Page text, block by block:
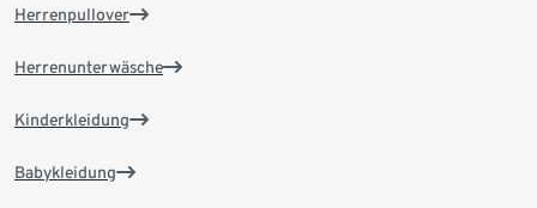
Herrenpullover
Herrenunterwäsche
Kinderkleidung
Babykleidung